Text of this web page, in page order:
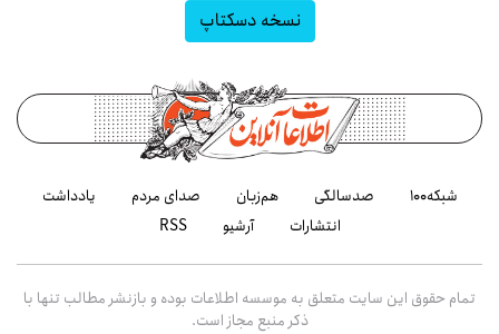
نسخه دسکتاپ
شبکه۱۰۰ صدسالگی هم‌زبان صدای مردم
یادداشت
انتشارات
آرشیو RSS
تمام حقوق این سایت متعلق به موسسه اطلاعات بوده و بازنشر مطالب تنها با
ذکر منبع مجاز است.